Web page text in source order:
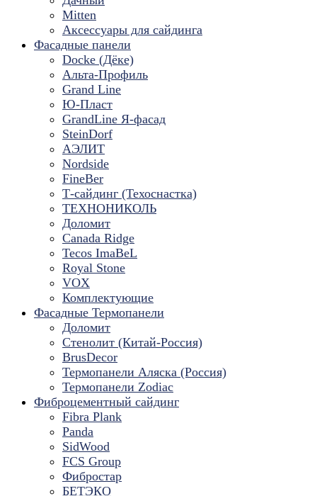
Mitten
Аксессуары для сайдинга
Фасадные панели
Docke (Дёке)
Альта-Профиль
Grand Line
Ю-Пласт
GrandLine Я-фасад
SteinDorf
АЭЛИТ
Nordside
FineBer
Т-сайдинг (Техоснастка)
ТЕХНОНИКОЛЬ
Доломит
Canada Ridge
Tecos ImaBeL
Royal Stone
VOX
Комплектующие
Фасадные Термопанели
Доломит
Стенолит (Китай-Россия)
BrusDecor
Термопанели Аляска (Россия)
Термопанели Zodiac
Фиброцементный сайдинг
Fibra Plank
Panda
SidWood
FCS Group
Фибростар
БЕТЭКО